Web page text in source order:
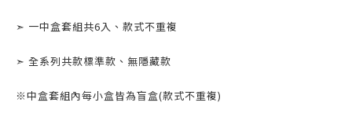
➣ 一中盒套組共6入、款式不重複
➣ 全系列共款標準款、無隱藏款
※中盒套組內每小盒皆為盲盒(款式不重複)